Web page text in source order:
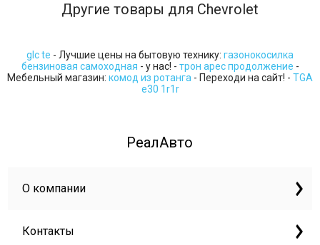
Другие товары для Chevrolet
glc te - Лучшие цены на бытовую технику: газонокосилка
бензиновая самоходная - у нас! - трон арес продолжение -
Мебельный магазин: комод из ротанга - Переходи на сайт! - TGA
e30 1r1r
РеалАвто
О компании
Контакты